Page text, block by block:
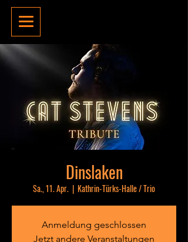
Dinslaken
Sa., 11. Apr.
  |
Kathrin-Türks-Halle / Trio
Anmeldung geschlossen
Jetzt andere Veranstaltungen